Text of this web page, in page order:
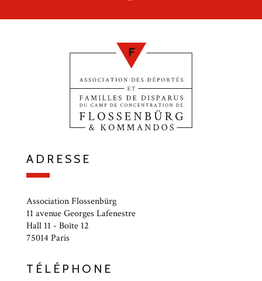
ADRESSE
Association Flossenbürg
11 avenue Georges Lafenestre
Hall 11 - Boîte 12
75014 Paris
TÉLÉPHONE